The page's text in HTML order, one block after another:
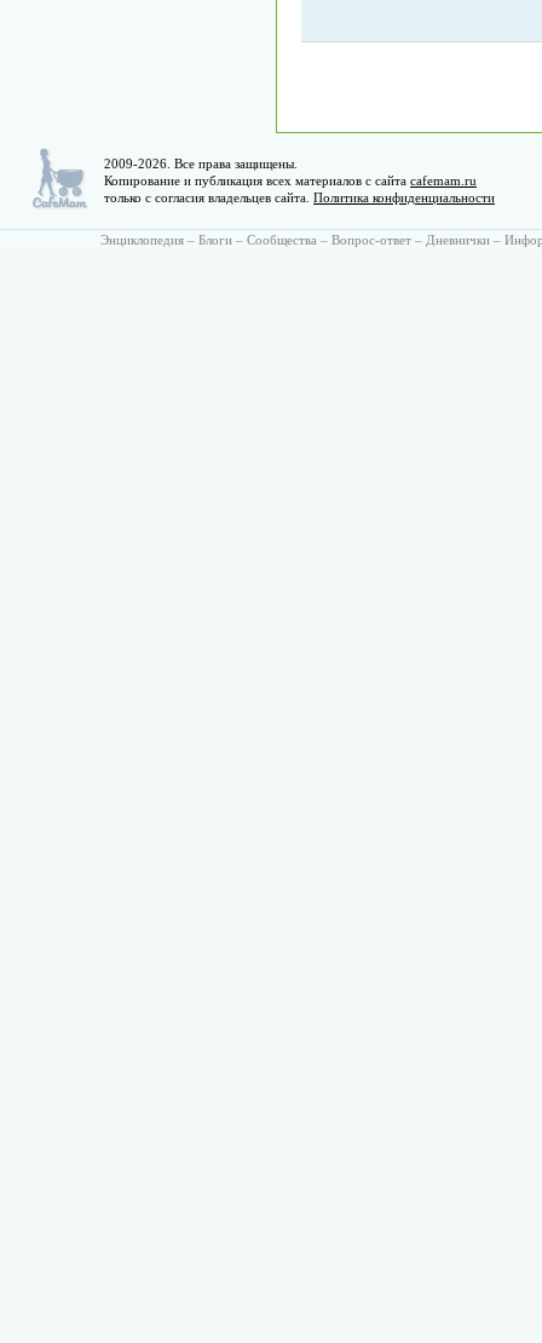
2009-2026. Все права защищены.
Копирование и публикация всех материалов с сайта cafemam.ru
только с согласия владельцев сайта. Политика конфиденциальности
Энциклопедия – Блоги – Сообщества – Вопрос-ответ – Дневнички –